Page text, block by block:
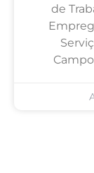
de